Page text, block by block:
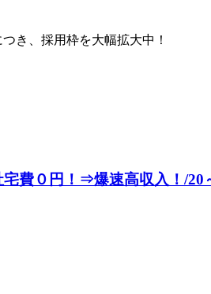
き、採用枠を大幅拡大中！
費０円！⇒爆速高収入！/